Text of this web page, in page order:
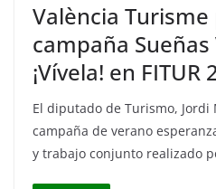
València
campaña Sueñas
¡Vívela! en FITUR
El diputado de Turismo, Jordi
campaña de verano
y trabajo conjunto realizado